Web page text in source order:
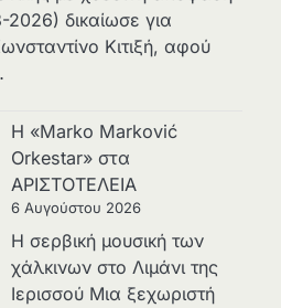
δικαίωσε για
Κιτιξή, αφού
Η «Marko Marković
Orkestar» στα
ΑΡΙΣΤΟΤΕΛΕΙΑ
6 Αυγούστου 2026
Η σερβική μουσική των
χάλκινων στο Λιμάνι της
Ιερισσού Μια ξεχωριστή